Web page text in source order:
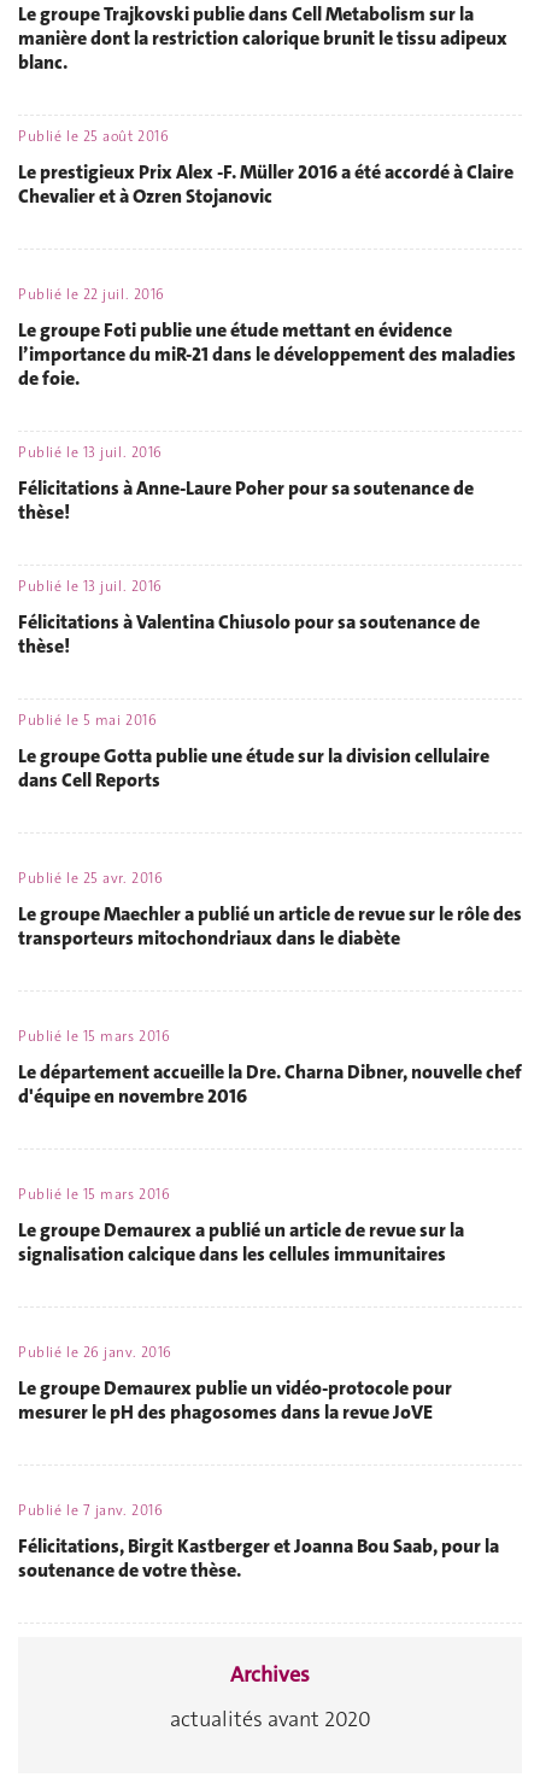
Le groupe Trajkovski publie dans Cell Metabolism sur la
manière dont la restriction calorique brunit le tissu adipeux
blanc.
Publié le 25 août 2016
Le prestigieux Prix Alex -F. Müller 2016 a été accordé à Claire
Chevalier et à Ozren Stojanovic
Publié le 22 juil. 2016
Le groupe Foti publie une étude mettant en évidence
l’importance du miR-21 dans le développement des maladies
de foie.
Publié le 13 juil. 2016
Félicitations à Anne-Laure Poher pour sa soutenance de
thèse!
Publié le 13 juil. 2016
Félicitations à Valentina Chiusolo pour sa soutenance de
thèse!
Publié le 5 mai 2016
Le groupe Gotta publie une étude sur la division cellulaire
dans Cell Reports
Publié le 25 avr. 2016
Le groupe Maechler a publié un article de revue sur le rôle des
transporteurs mitochondriaux dans le diabète
Publié le 15 mars 2016
Le département accueille la Dre. Charna Dibner, nouvelle chef
d'équipe en novembre 2016
Publié le 15 mars 2016
Le groupe Demaurex a publié un article de revue sur la
signalisation calcique dans les cellules immunitaires
Publié le 26 janv. 2016
Le groupe Demaurex publie un vidéo-protocole pour
mesurer le pH des phagosomes dans la revue JoVE
Publié le 7 janv. 2016
Félicitations, Birgit Kastberger et Joanna Bou Saab, pour la
soutenance de votre thèse.
Archives
actualités avant 2020